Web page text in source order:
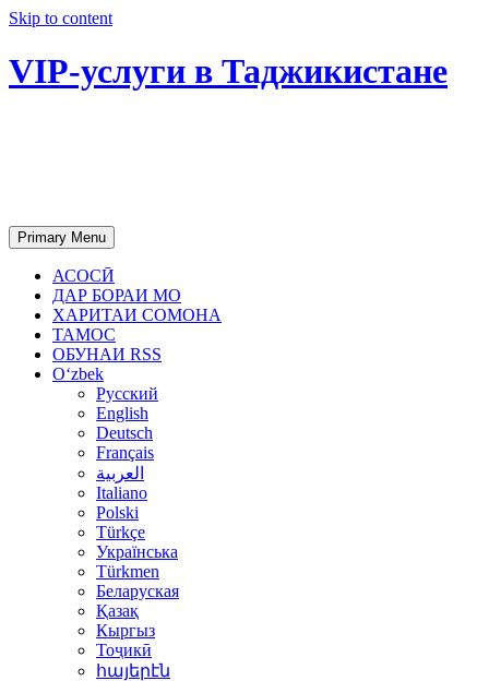
Skip to content
VIP-услуги в Таджикистане
Primary Menu
АСОСӢ
ДАР БОРАИ МО
ХАРИТАИ СОМОНА
ТАМОС
ОБУНАИ RSS
Oʻzbek
Русский
English
Deutsch
Français
العربية
Italiano
Polski
Türkçe
Українська
Türkmen
Беларуская
Қазақ
Кыргыз
Тоҷикӣ
հայերէն